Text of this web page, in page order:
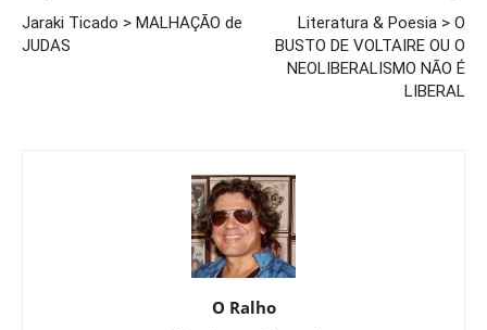
Jaraki Ticado > MALHAÇÃO de
JUDAS
Literatura & Poesia > O
BUSTO DE VOLTAIRE OU O
NEOLIBERALISMO NÃO É
LIBERAL
O Ralho